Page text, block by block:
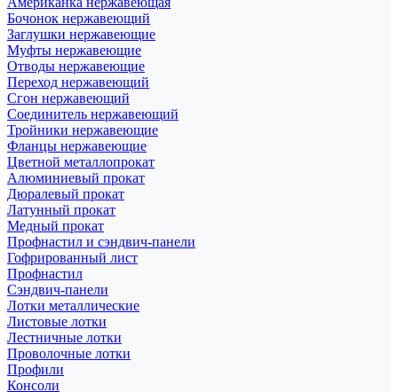
Бочонок нержавеющий
Заглушки нержавеющие
Муфты нержавеющие
Отводы нержавеющие
Переход нержавеющий
Сгон нержавеющий
Соединитель нержавеющий
Тройники нержавеющие
Фланцы нержавеющие
Цветной металлопрокат
Алюминиевый прокат
Дюралевый прокат
Латунный прокат
Медный прокат
Профнастил и сэндвич-панели
Гофрированный лист
Профнастил
Сэндвич-панели
Лотки металлические
Листовые лотки
Лестничные лотки
Проволочные лотки
Профили
Консоли